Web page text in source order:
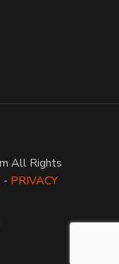
All Rights
- PRIVACY